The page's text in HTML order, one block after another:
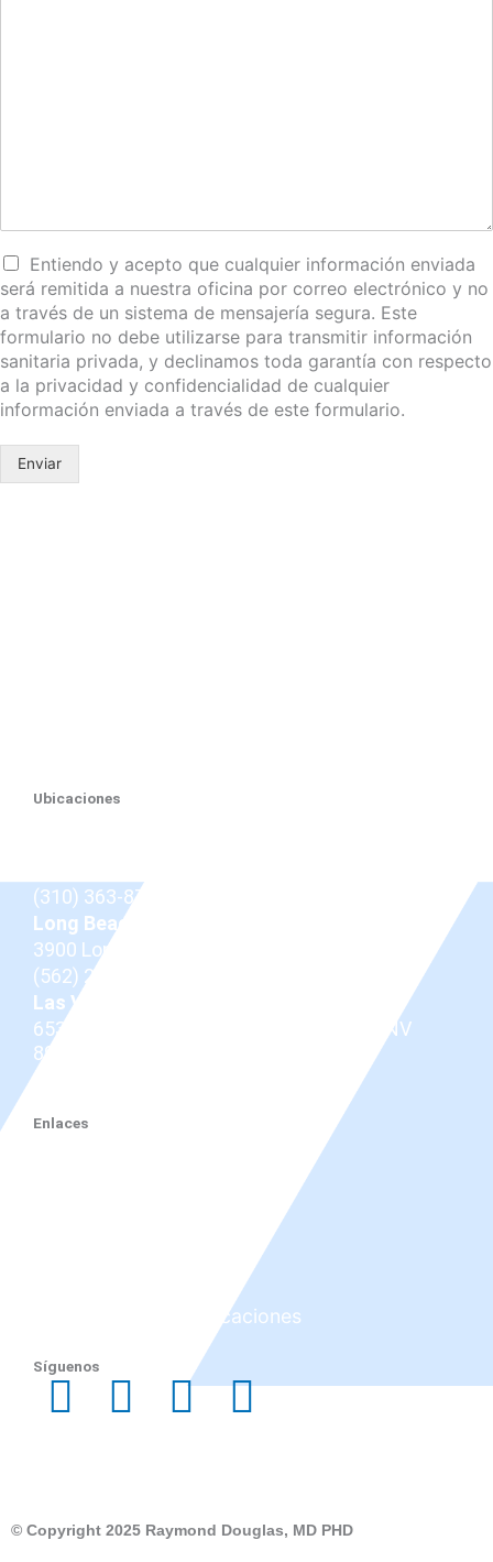
Entiendo y acepto que cualquier información enviada
será remitida a nuestra oficina por correo electrónico y no
a través de un sistema de mensajería segura. Este
formulario no debe utilizarse para transmitir información
sanitaria privada, y declinamos toda garantía con respecto
a la privacidad y confidencialidad de cualquier
información enviada a través de este formulario.
Enviar
Ubicaciones
(310) 363-8757
Long Beach
3900 Long Beach Blvd,
(562) 206-0100
Las Vegas
653 N Town Center Dr #512, Las Vegas, NV
89144
(725) 331-7487
Enlaces
Investigación y publicaciones
Síguenos
© Copyright 2025 Raymond Douglas, MD PHD